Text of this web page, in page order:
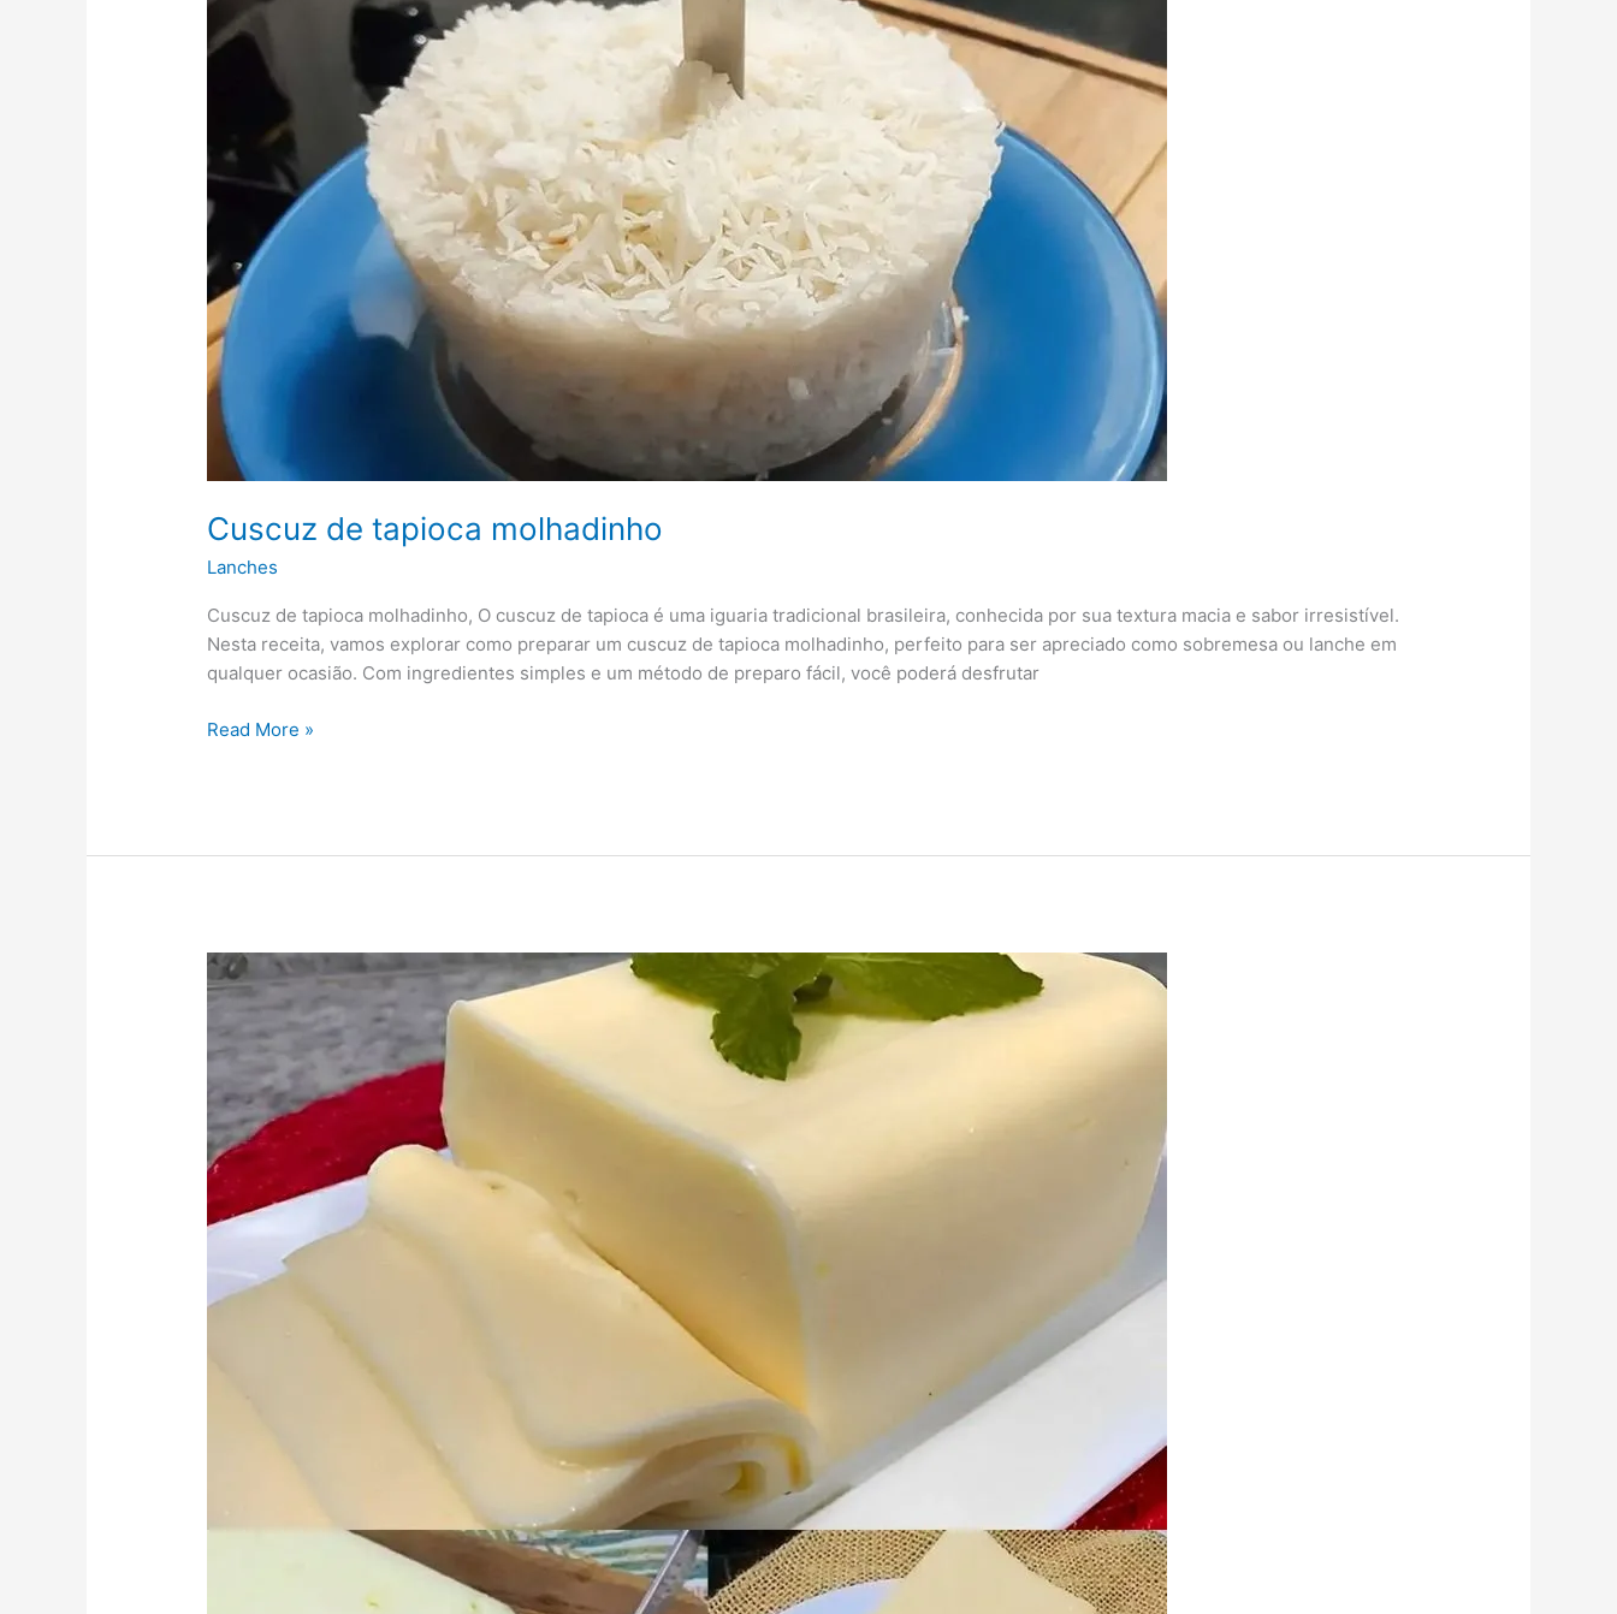
Cuscuz de tapioca molhadinho
Lanches
Cuscuz de tapioca molhadinho, O cuscuz de tapioca é uma iguaria tradicional brasileira, conhecida por sua textura macia e sabor irresistível.
Nesta receita, vamos explorar como preparar um cuscuz de tapioca molhadinho, perfeito para ser apreciado como sobremesa ou lanche em
qualquer ocasião. Com ingredientes simples e um método de preparo fácil, você poderá desfrutar
Read More »
Muçarela
caseira